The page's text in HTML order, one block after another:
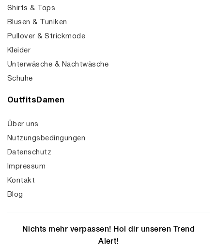
Shirts & Tops
Blusen & Tuniken
Pullover & Strickmode
Kleider
Unterwäsche & Nachtwäsche
Schuhe
OutfitsDamen
Über uns
Nutzungsbedingungen
Datenschutz
Impressum
Kontakt
Blog
Nichts mehr verpassen! Hol dir unseren Trend
Alert!